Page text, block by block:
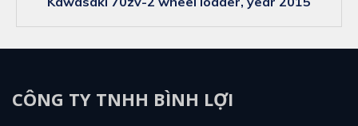
CÔNG TY TNHH BÌNH LỢI